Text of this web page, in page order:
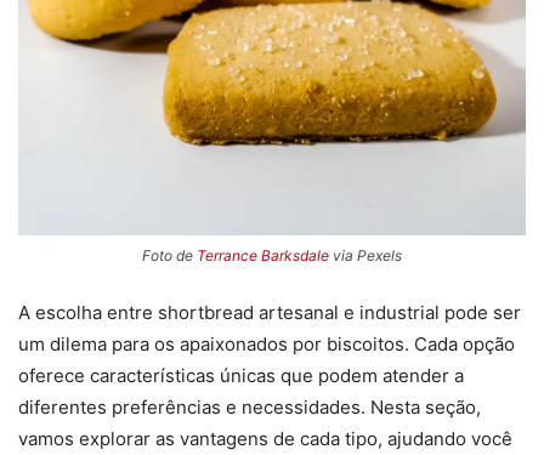
Foto de Terrance Barksdale via Pexels
A escolha entre shortbread artesanal e industrial pode ser
um dilema para os apaixonados por biscoitos. Cada opção
oferece características únicas que podem atender a
diferentes preferências e necessidades. Nesta seção,
vamos explorar as vantagens de cada tipo, ajudando você